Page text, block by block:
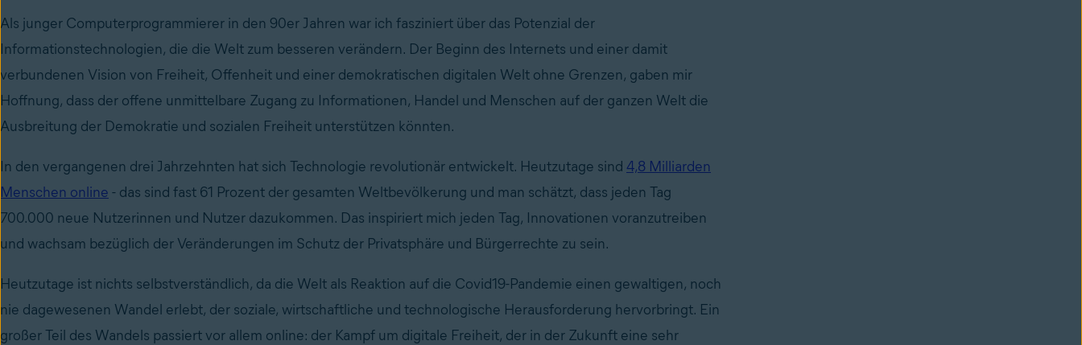
Als junger Computerprogrammierer in den 90er Jahren war ich fasziniert über das Potenzial der
Informationstechnologien, die die Welt zum besseren verändern. Der Beginn des Internets und einer damit
verbundenen Vision von Freiheit, Offenheit und einer demokratischen digitalen Welt ohne Grenzen, gaben mir
Hoffnung, dass der offene unmittelbare Zugang zu Informationen, Handel und Menschen auf der ganzen Welt die
Ausbreitung der Demokratie und sozialen Freiheit unterstützen könnten.
In den vergangenen drei Jahrzehnten hat sich Technologie revolutionär entwickelt. Heutzutage sind 4,8 Milliarden
Menschen online - das sind fast 61 Prozent der gesamten Weltbevölkerung und man schätzt, dass jeden Tag
700.000 neue Nutzerinnen und Nutzer dazukommen. Das inspiriert mich jeden Tag, Innovationen voranzutreiben
und wachsam bezüglich der Veränderungen im Schutz der Privatsphäre und Bürgerrechte zu sein.
Heutzutage ist nichts selbstverständlich, da die Welt als Reaktion auf die Covid19-Pandemie einen gewaltigen, noch
nie dagewesenen Wandel erlebt, der soziale, wirtschaftliche und technologische Herausforderung hervorbringt. Ein
großer Teil des Wandels passiert vor allem online: der Kampf um digitale Freiheit, der in der Zukunft eine sehr